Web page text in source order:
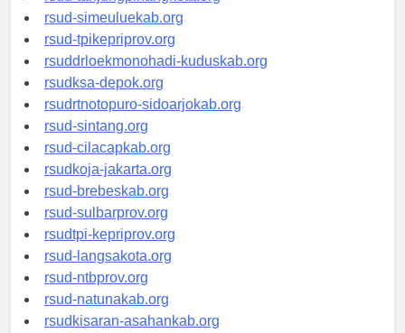
rsud-tanjungpinangkota.org
rsud-simeuluekab.org
rsud-tpikepriprov.org
rsuddrloekmonohadi-kuduskab.org
rsudksa-depok.org
rsudrtnotopuro-sidoarjokab.org
rsud-sintang.org
rsud-cilacapkab.org
rsudkoja-jakarta.org
rsud-brebeskab.org
rsud-sulbarprov.org
rsudtpi-kepriprov.org
rsud-langsakota.org
rsud-ntbprov.org
rsud-natunakab.org